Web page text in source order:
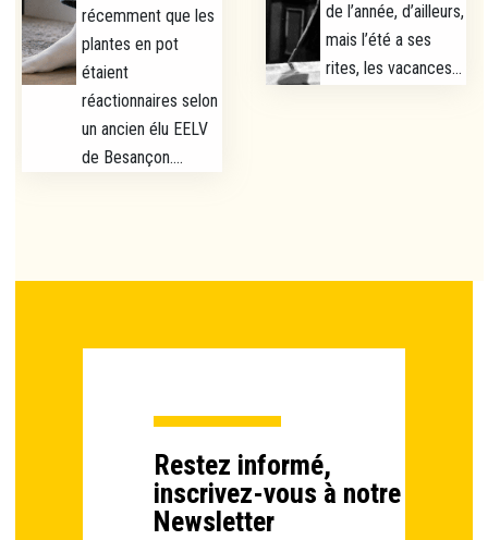
récemment que les
plantes en pot
étaient
réactionnaires selon
un ancien élu EELV
de Besançon....
de l’année, d’ailleurs,
mais l’été a ses
rites, les vacances...
Restez informé,
inscrivez-vous à notre
Newsletter